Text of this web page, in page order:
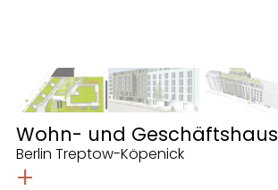
Wohn- und Geschäftshaus
Berlin Treptow-Köpenick
+